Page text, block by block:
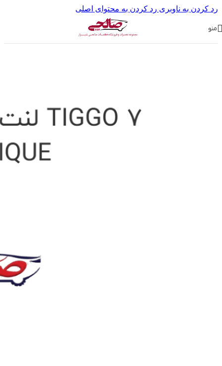
رد کردن به ناوبری رد کردن به محتوای اصلی
منو